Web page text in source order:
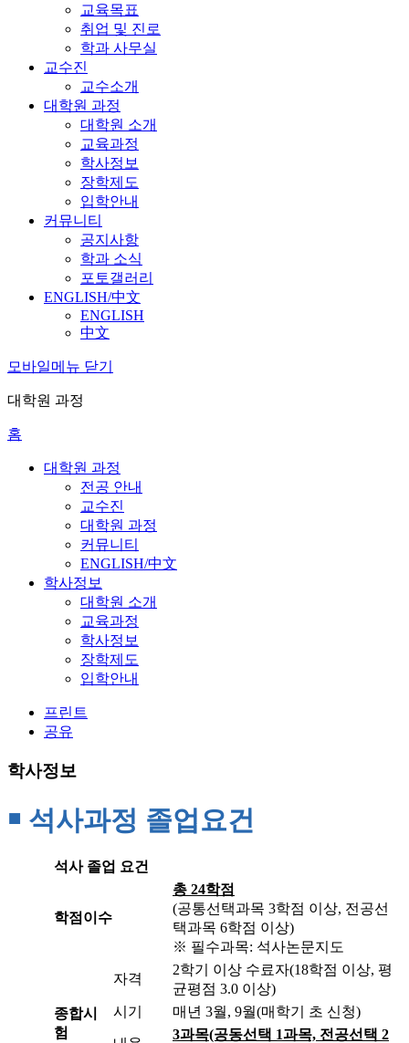
교육목표
취업 및 진로
학과 사무실
교수진
교수소개
대학원 과정
대학원 소개
교육과정
학사정보
장학제도
입학안내
커뮤니티
공지사항
학과 소식
포토갤러리
ENGLISH/中文
ENGLISH
中文
모바일메뉴 닫기
대학원 과정
홈
대학원 과정
전공 안내
교수진
대학원 과정
커뮤니티
ENGLISH/中文
학사정보
대학원 소개
교육과정
학사정보
장학제도
입학안내
프린트
공유
학사정보
￭ 석사과정 졸업요건
석사 졸업 요건
학점이수
총 24학점
(공통선택과목 3학점 이상, 전공선
택과목 6학점 이상)
※ 필수과목: 석사논문지도
종합시
험
자격
2학기 이상 수료자(18학점 이상, 평
균평점 3.0 이상)
시기
매년 3월, 9월(매학기 초 신청)
3과목(공동선택 1과목, 전공선택 2